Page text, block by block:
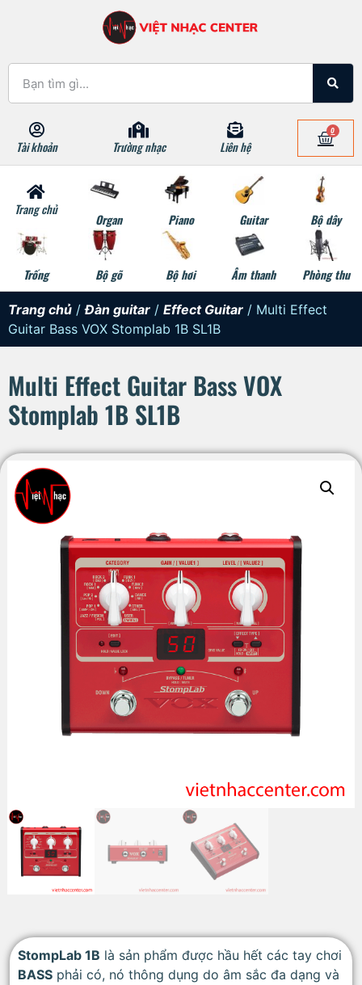
Tài khoản Trường nhạc Liên hệ
0
Trang chủ
Organ Piano Guitar Bộ dây
Trống Bộ gõ Bộ hơi Âm thanh Phòng thu
Trang chủ /Đàn guitar / Effect Guitar / Multi Effect
Guitar Bass VOX Stomplab 1B SL1B
Multi Effect Guitar Bass VOX
Stomplab 1B SL1B
StompLab 1B là sản phẩm được hầu hết các tay chơi
BASS phải có, nó thông dụng do âm sắc đa dạng và